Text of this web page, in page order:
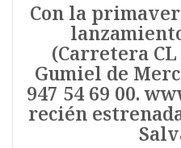
Con la
(Carretera CL
Gumiel de
947 54 69 00.
recién